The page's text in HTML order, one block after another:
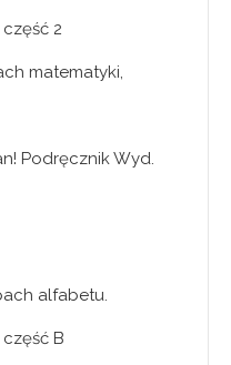
2
matematyki,
Podręcznik Wyd.
alfabetu.
B